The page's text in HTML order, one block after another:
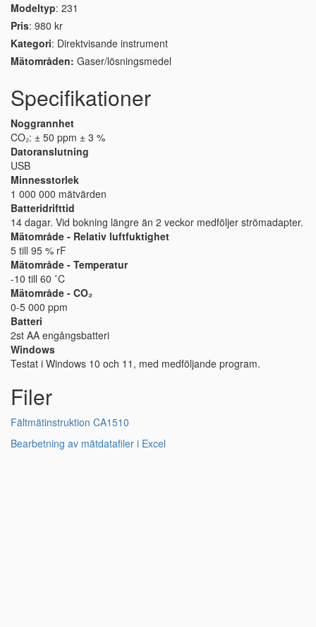
Modeltyp: 231
Pris: 980 kr
Kategori: Direktvisande instrument
Mätområden: Gaser/lösningsmedel
Specifikationer
Noggrannhet
CO₂: ± 50 ppm ± 3 %
Datoranslutning
USB
Minnesstorlek
1 000 000 mätvärden
Batteridrifttid
14 dagar. Vid bokning längre än 2 veckor medföljer strömadapter.
Mätområde - Relativ luftfuktighet
5 till 95 % rF
Mätområde - Temperatur
-10 till 60 ˚C
Mätområde - CO₂
0-5 000 ppm
Batteri
2st AA engångsbatteri
Windows
Testat i Windows 10 och 11, med medföljande program.
Filer
Fältmätinstruktion CA1510
Bearbetning av mätdatafiler i Excel